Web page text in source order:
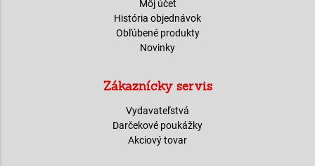
Môj účet
História objednávok
Obľúbené produkty
Novinky
Zákaznícky servis
Vydavateľstvá
Darčekové poukážky
Akciový tovar